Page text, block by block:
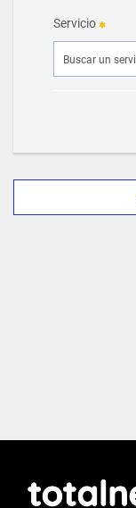
Servicio